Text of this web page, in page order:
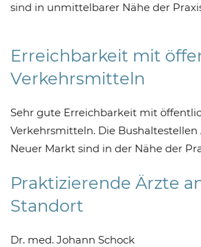
sind in unmittelbarer Nähe der
Erreichbarkeit mit
Verkehrsmitteln
Sehr gute Erreichbarkeit mit
Verkehrsmitteln. Die
Neuer Markt sind in der Nähe der
Praktizierende Ärzte
Standort
Dr. med. Johann Schock